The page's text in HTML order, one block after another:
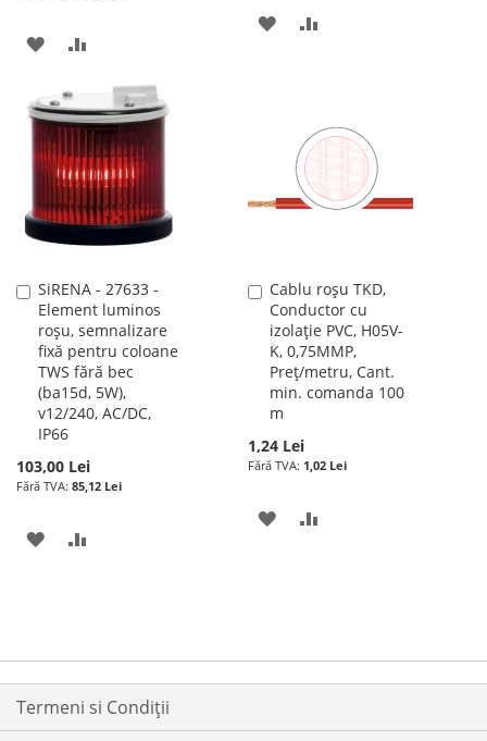
ADAUGATI
LISTA
DE
DORINTE
COMPARARE
ADAUGATI
DORINTE
SiRENA - 27633 -
Element luminos
roșu, semnalizare
fixă pentru coloane
TWS fără bec
(ba15d, 5W),
v12/240, AC/DC,
IP66
103,00 Lei
85,12 Lei
Adauga
în
cos
ADAUGATI
DORINTE
Cablu roșu TKD,
Conductor cu
izolație PVC, H05V-
K, 0,75MMP,
Preț/metru, Cant.
min. comanda 100
m
1,24 Lei
1,02 Lei
Adauga
în
cos
ADAUGATI
DORINTE
Termeni si Condiții